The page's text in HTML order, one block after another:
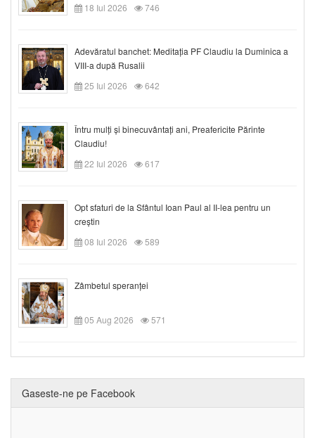
18 Iul 2026
746
Adevăratul banchet: Meditația PF Claudiu la Duminica a
VIII-a după Rusalii
25 Iul 2026
642
Întru mulți și binecuvântați ani, Preafericite Părinte
Claudiu!
22 Iul 2026
617
Opt sfaturi de la Sfântul Ioan Paul al II-lea pentru un
creștin
08 Iul 2026
589
Zâmbetul speranței
05 Aug 2026 571
Gaseste-ne pe Facebook